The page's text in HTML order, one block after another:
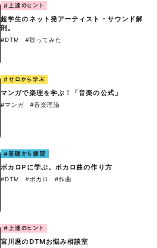
#上達のヒント
超学生のネット発アーティスト・サウンド解
剖。
#DTM #歌ってみた
#ゼロから学ぶ
マンガで楽理を学ぶ！「音楽の公式」
#マンガ #音楽理論
#基礎から練習
ボカロPに学ぶ。ボカロ曲の作り方
#DTM #ボカロ #作曲
#上達のヒント
宮川麿のDTMお悩み相談室